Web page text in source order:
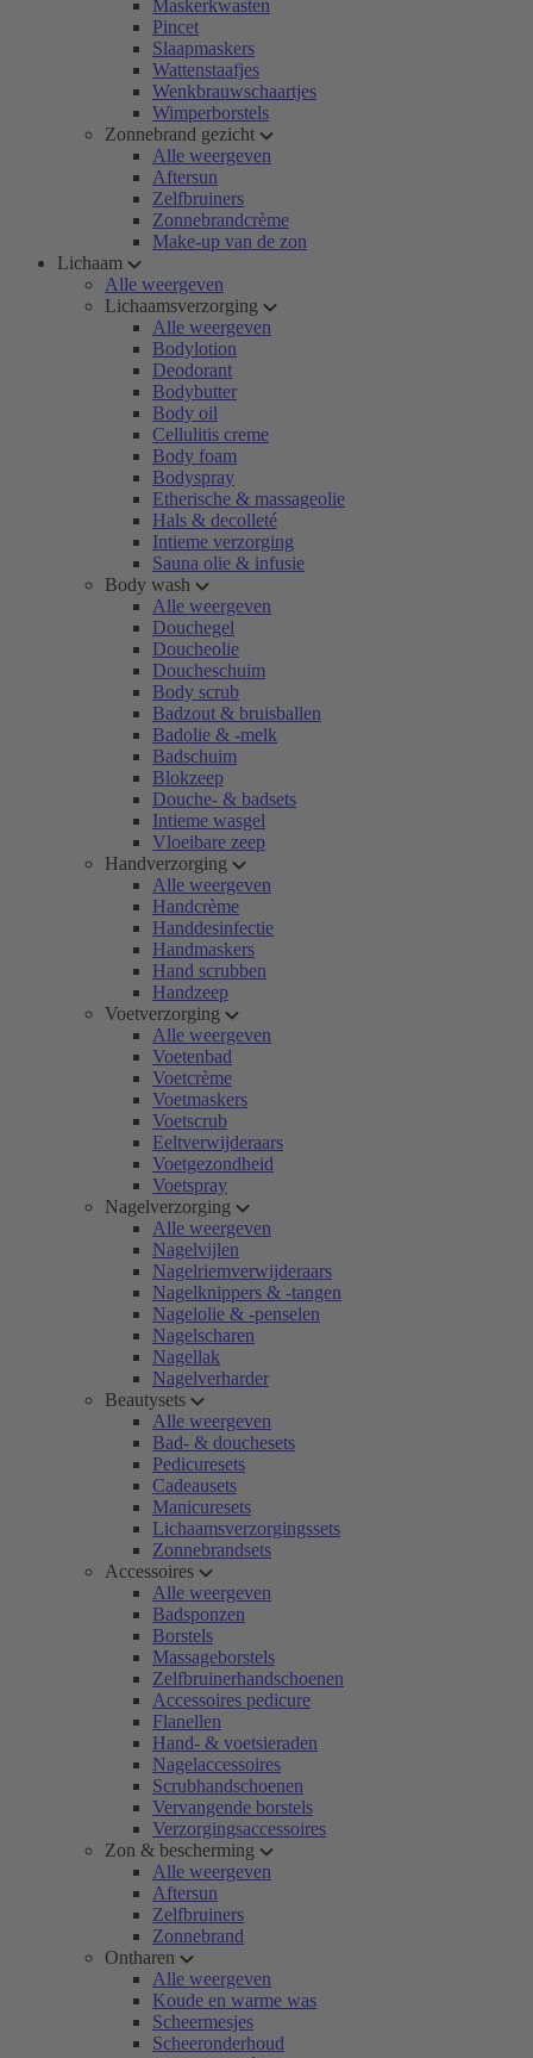
Maskerkwasten
Pincet
Slaapmaskers
Wattenstaafjes
Wenkbrauwschaartjes
Wimperborstels
Zonnebrand gezicht
Alle weergeven
Aftersun
Zelfbruiners
Zonnebrandcrème
Make-up van de zon
Lichaam
Alle weergeven
Lichaamsverzorging
Alle weergeven
Bodylotion
Deodorant
Bodybutter
Body oil
Cellulitis creme
Body foam
Bodyspray
Etherische & massageolie
Hals & decolleté
Intieme verzorging
Sauna olie & infusie
Body wash
Alle weergeven
Douchegel
Doucheolie
Doucheschuim
Body scrub
Badzout & bruisballen
Badolie & -melk
Badschuim
Blokzeep
Douche- & badsets
Intieme wasgel
Vloeibare zeep
Handverzorging
Alle weergeven
Handcrème
Handdesinfectie
Handmaskers
Hand scrubben
Handzeep
Voetverzorging
Alle weergeven
Voetenbad
Voetcrème
Voetmaskers
Voetscrub
Eeltverwijderaars
Voetgezondheid
Voetspray
Nagelverzorging
Alle weergeven
Nagelvijlen
Nagelriemverwijderaars
Nagelknippers & -tangen
Nagelolie & -penselen
Nagelscharen
Nagellak
Nagelverharder
Beautysets
Alle weergeven
Bad- & douchesets
Pedicuresets
Cadeausets
Manicuresets
Lichaamsverzorgingssets
Zonnebrandsets
Accessoires
Alle weergeven
Badsponzen
Borstels
Massageborstels
Zelfbruinerhandschoenen
Accessoires pedicure
Flanellen
Hand- & voetsieraden
Nagelaccessoires
Scrubhandschoenen
Vervangende borstels
Verzorgingsaccessoires
Zon & bescherming
Alle weergeven
Aftersun
Zelfbruiners
Zonnebrand
Ontharen
Alle weergeven
Koude en warme was
Scheermesjes
Scheeronderhoud